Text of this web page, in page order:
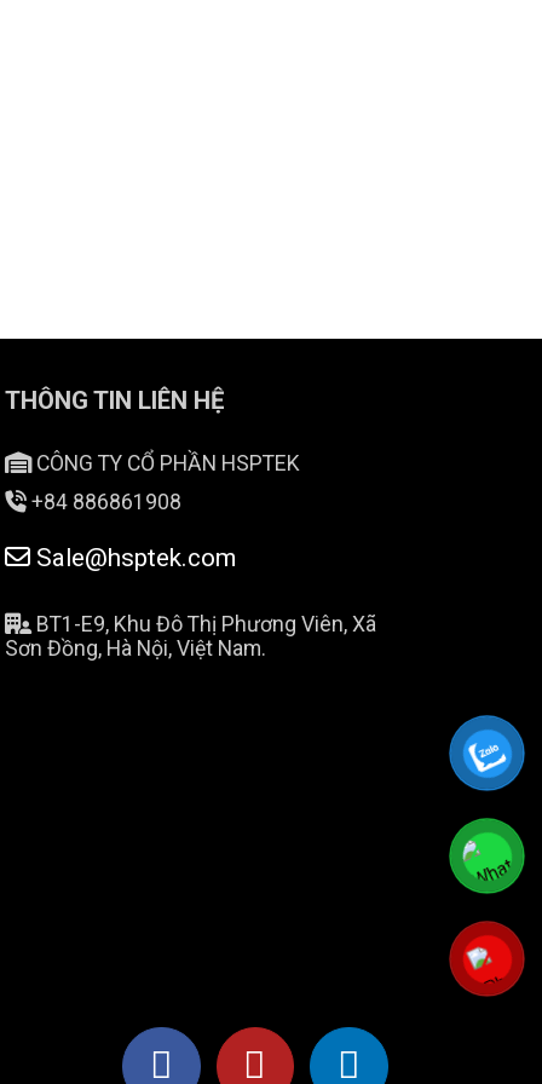
THÔNG TIN LIÊN HỆ
CÔNG TY CỔ PHẦN HSPTEK
+84 886861908
Sale@hsptek.com
BT1-E9, Khu Đô Thị Phương Viên, Xã
Sơn Đồng, Hà Nội, Việt Nam.